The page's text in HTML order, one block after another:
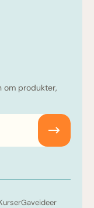
om produkter,
Gaveideer